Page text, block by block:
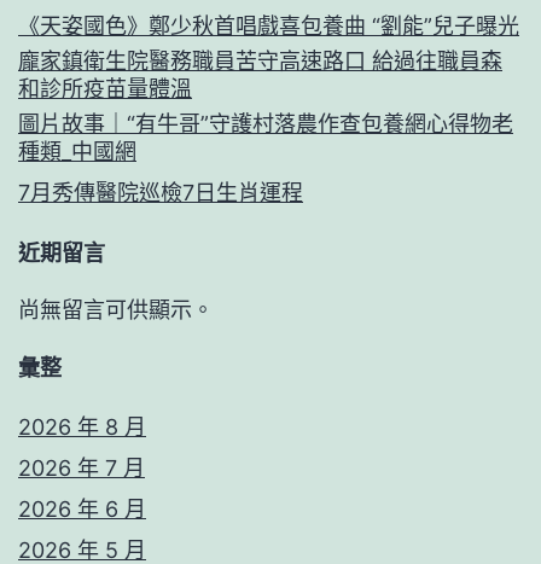
《天姿國色》鄭少秋首唱戲喜包養曲 “劉能”兒子曝光
龐家鎮衛生院醫務職員苦守高速路口 給過往職員森
和診所疫苗量體溫
圖片故事｜“有牛哥”守護村落農作查包養網心得物老
種類_中國網
7月秀傳醫院巡檢7日生肖運程
近期留言
尚無留言可供顯示。
彙整
2026 年 8 月
2026 年 7 月
2026 年 6 月
2026 年 5 月